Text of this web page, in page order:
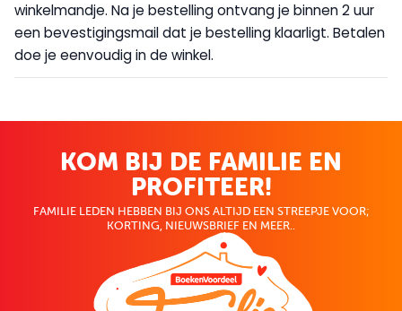
winkelmandje. Na je bestelling ontvang je binnen 2 uur
een bevestigingsmail dat je bestelling klaarligt. Betalen
doe je eenvoudig in de winkel.
KOM BIJ DE FAMILIE EN
PROFITEER!
FAMILIE LEDEN HEBBEN BIJ ONS ALTIJD EEN STREEPJE VOOR;
KORTING, NIEUWSBRIEF EN MEER..